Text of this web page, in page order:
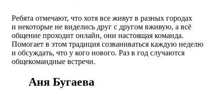
Ребята отмечают, что хотя все живут в разных городах
и некоторые не виделись друг с другом вживую, а всё
общение проходит онлайн, они настоящая команда.
Помогает в этом традиция созваниваться каждую неделю
и обсуждать, что у кого нового. Раз в год случаются
общекомандные встречи.
Аня Бугаева